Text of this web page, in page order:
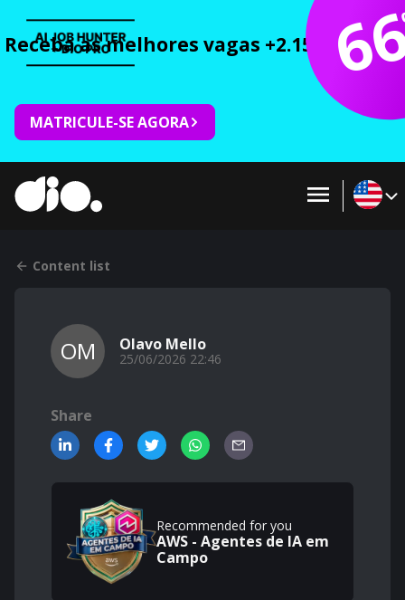
Receba as melhores vagas +2.150 cursos
MATRICULE-SE AGORA
Content list
OM Olavo Mello
25/06/2026 22:46
Share
Recommended for you
AWS - Agentes de IA em
Campo